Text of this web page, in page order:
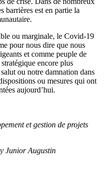
barrières est en partie la
ou marginale, le Covid-19
pour nous dire que nous
et comme peuple de
encore plus
ou notre damnation dans
ou mesures qui ont
aujourd’hui.
et gestion de projets
Junior Augustin